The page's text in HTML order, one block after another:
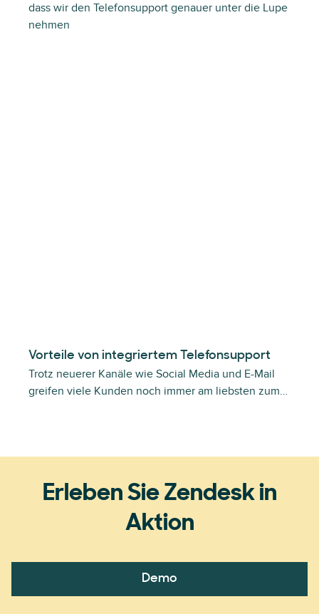
dass wir den Telefonsupport genauer unter die Lupe
nehmen
Vorteile von integriertem Telefonsupport
Trotz neuerer Kanäle wie Social Media und E-Mail
greifen viele Kunden noch immer am liebsten zum…
Erleben Sie Zendesk in
Aktion
Demo